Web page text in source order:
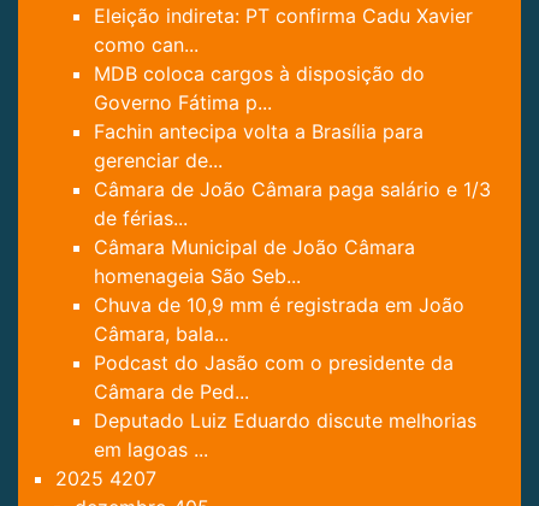
Eleição indireta: PT confirma Cadu Xavier
como can...
MDB coloca cargos à disposição do
Governo Fátima p...
Fachin antecipa volta a Brasília para
gerenciar de...
Câmara de João Câmara paga salário e 1/3
de férias...
Câmara Municipal de João Câmara
homenageia São Seb...
Chuva de 10,9 mm é registrada em João
Câmara, bala...
Podcast do Jasão com o presidente da
Câmara de Ped...
Deputado Luiz Eduardo discute melhorias
em lagoas ...
2025 4207